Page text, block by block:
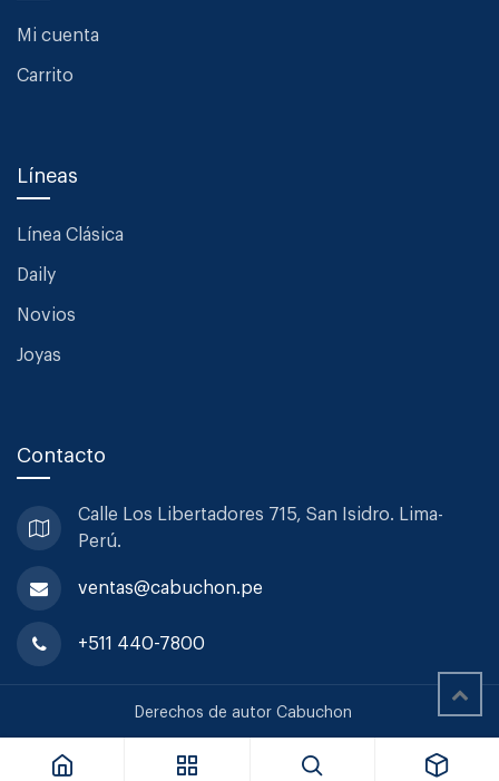
Mi cuenta
Carrito
Líneas
Línea Clásica
Daily
Novios
Joyas
Contacto
Calle Los Libertadores 715, San Isidro. Lima-
Perú.
ventas@cabuchon.pe
+511 440-7800
Derechos de autor Cabuchon